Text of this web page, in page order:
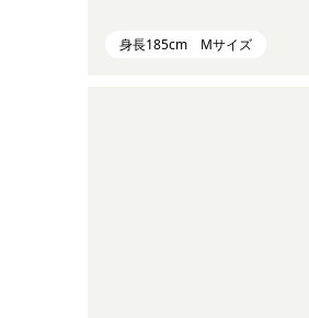
身長185cm Mサイズ